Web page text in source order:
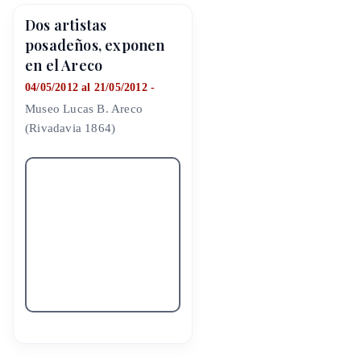
Dos artistas
posadeños, exponen
en el Areco
04/05/2012 al 21/05/2012 -
Museo Lucas B. Areco
(Rivadavia 1864)